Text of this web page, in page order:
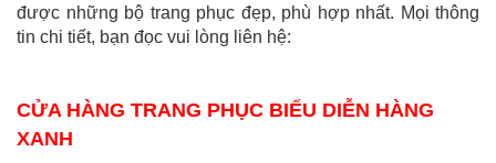
được những bộ trang phục đẹp, phù hợp nhất. Mọi thông
tin chi tiết, bạn đọc vui lòng liên hệ:
CỬA HÀNG TRANG PHỤC BIỂU DIỄN HÀNG
XANH